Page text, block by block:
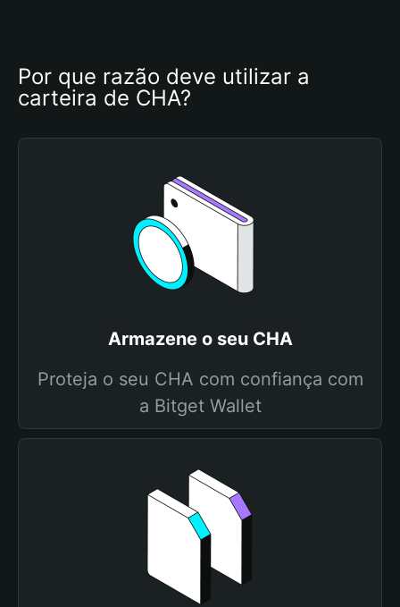
Por que razão deve utilizar a
carteira de CHA?
Armazene o seu CHA
Proteja o seu CHA com confiança com
a Bitget Wallet